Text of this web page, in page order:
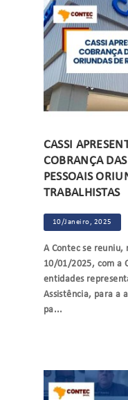
CASSI
COBRANÇA
PESSOAIS
TRABALHISTAS
10/Janeiro, 2025
A Contec se reuniu,
10/01/2025, com a
entidades
Assistência, para a
pa...